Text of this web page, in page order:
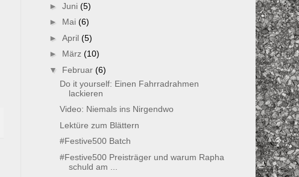
► Juni (5)
► Mai (6)
► April (5)
► März (10)
▼ Februar (6)
Do it yourself: Einen Fahrradrahmen
lackieren
Video: Niemals ins Nirgendwo
Lektüre zum Blättern
#Festive500 Batch
#Festive500 Preisträger und warum Rapha
schuld am ...